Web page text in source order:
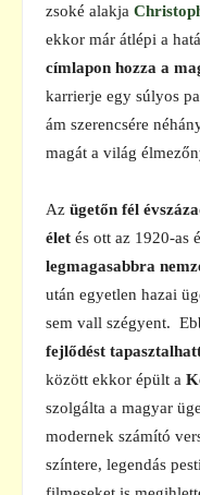
zsoké alakja
ekkor már átlépi a
címlapon hozza a
karrierje egy súlyos
ám szerencsére
magát a világ
Az ügetőn fél
élet és ott az 1920-as
legmagasabbra
után egyetlen hazai
sem vall szégyent.
fejlődést
között ekkor épült a
szolgálta a magyar
modernek számító
színtere, legendás